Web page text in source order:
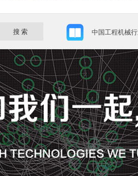
中国工程机械
工业品设计的
日本农业机械
中德将积极推
揭秘！工程机